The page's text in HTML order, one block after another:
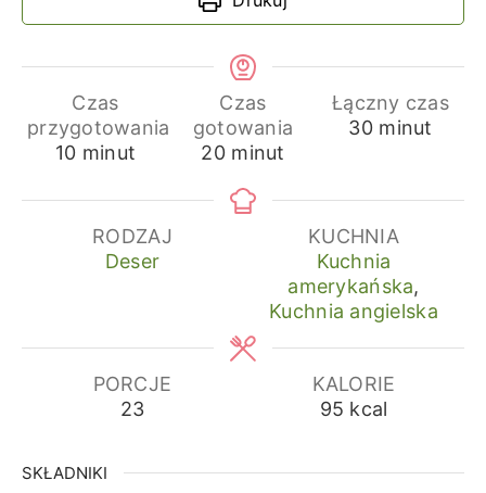
Czas
przygotowania
10minuty
minut
Czas
gotowania
20minuty
minut
Łączny czas
30minuty
minut
RODZAJ
Deser
KUCHNIA
Kuchnia
amerykańska,
Kuchnia angielska
PORCJE
23
KALORIE
95 kcal
SKŁADNIKI